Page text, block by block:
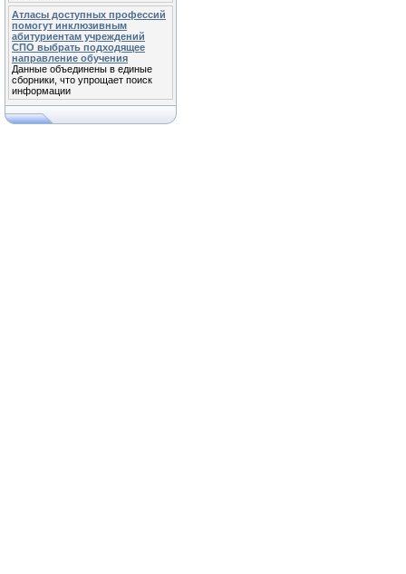
Атласы доступных профессий
помогут инклюзивным
абитуриентам учреждений
СПО выбрать подходящее
направление обучения
Данные объединены в единые
сборники, что упрощает поиск
информации